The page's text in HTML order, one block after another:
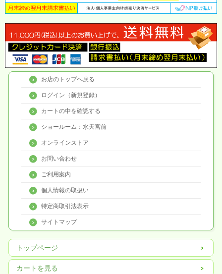
お店のトップへ戻る
ログイン（新規登録）
カートの中を確認する
ショールーム：水天宮前
オンラインストア
お問い合わせ
ご利用案内
個人情報の取扱い
特定商取引法表示
サイトマップ
トップページ
カートを見る